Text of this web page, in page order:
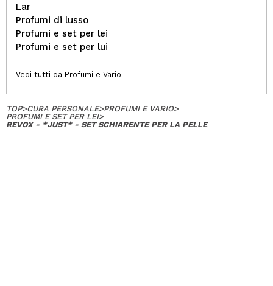
Lar
Profumi di lusso
Profumi e set per lei
Profumi e set per lui
Vedi tutti da Profumi e Vario
TOP>CURA PERSONALE>PROFUMI E VARIO>
PROFUMI E SET PER LEI>
REVOX - *JUST* - SET SCHIARENTE PER LA PELLE